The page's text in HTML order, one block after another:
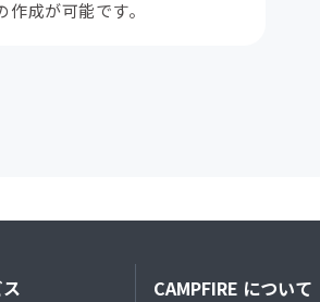
作成が可能です。
CAMPFIRE について